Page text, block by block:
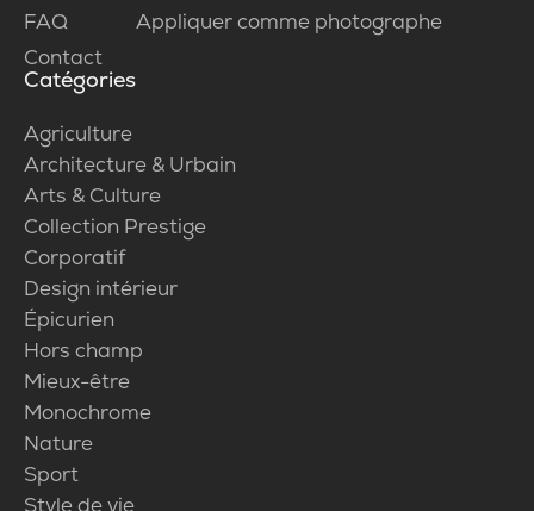
FAQ
Contact
Appliquer comme photographe
Catégories
Agriculture
Architecture & Urbain
Arts & Culture
Collection Prestige
Corporatif
Design intérieur
Épicurien
Hors champ
Mieux-être
Monochrome
Nature
Sport
Style de vie